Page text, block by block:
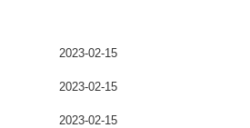
2023-02-15
2023-02-15
2023-02-15